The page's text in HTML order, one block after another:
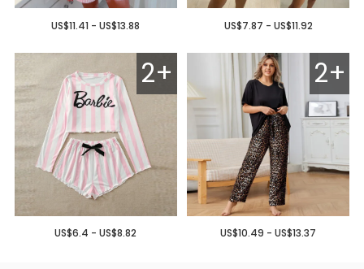
US$11.41 - US$13.88 US$7.87 - US$11.92
2+
US$6.4 - US$8.82
2+
US$10.49 - US$13.37